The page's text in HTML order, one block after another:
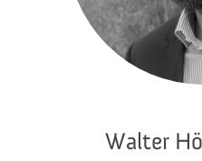
Walter